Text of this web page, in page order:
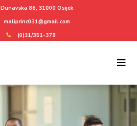
Dunavska 86, 31000 Osijek
maliprinc031@gmail.com
(0)31/351-379